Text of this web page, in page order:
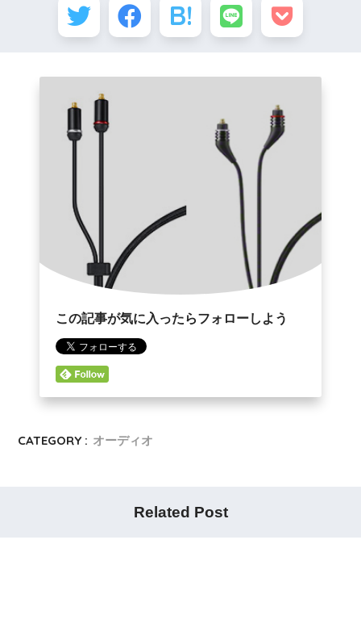
この記事が気に入ったらフォローしよう
CATEGORY : オーディオ
Related Post